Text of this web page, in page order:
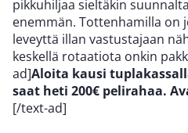
pikkuhiljaa sieltäkin
enemmän. Tottenhamilla on
leveyttä illan vastustajaan
keskellä rotaatiota onkin
ad]Aloita kausi
saat heti 200€ pelirahaa.
[/text-ad]